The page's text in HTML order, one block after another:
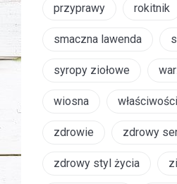
przyprawy rokitnik
smaczna lawenda
syropy ziołowe
wiosna
zdrowie zdrowy
zdrowy styl życia